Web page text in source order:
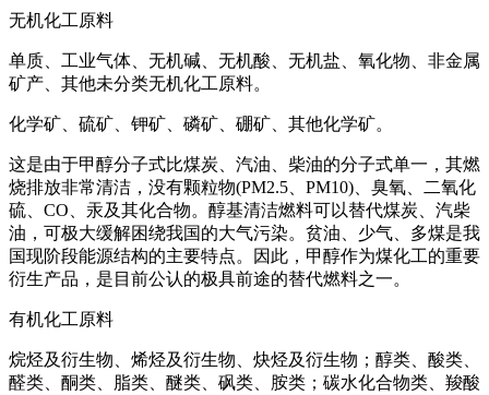
无机化工原料
单质、工业气体、无机碱、无机酸、无机盐、氧化物、非金属
矿产、其他未分类无机化工原料。
化学矿、硫矿、钾矿、磷矿、硼矿、其他化学矿。
这是由于甲醇分子式比煤炭、汽油、柴油的分子式单一，其燃
烧排放非常清洁，没有颗粒物(PM2.5、PM10)、臭氧、二氧化
硫、CO、汞及其化合物。醇基清洁燃料可以替代煤炭、汽柴
油，可极大缓解困绕我国的大气污染。贫油、少气、多煤是我
国现阶段能源结构的主要特点。因此，甲醇作为煤化工的重要
衍生产品，是目前公认的极具前途的替代燃料之一。
有机化工原料
烷烃及衍生物、烯烃及衍生物、炔烃及衍生物；醇类、酸类、
醛类、酮类、脂类、醚类、砜类、胺类；碳水化合物类、羧酸